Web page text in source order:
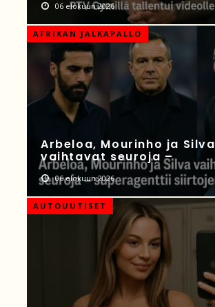
06 elokuun 2026
AFRIKAN JALKAPALLO
Arbeloa, Mourinho ja Silva
vaihtavat seuroja –
06 elokuun 2026
AUTOUUTISET